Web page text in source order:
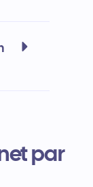
par